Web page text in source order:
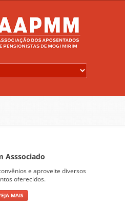
Asssociado
e aproveite diversos
oferecidos.
MAIS